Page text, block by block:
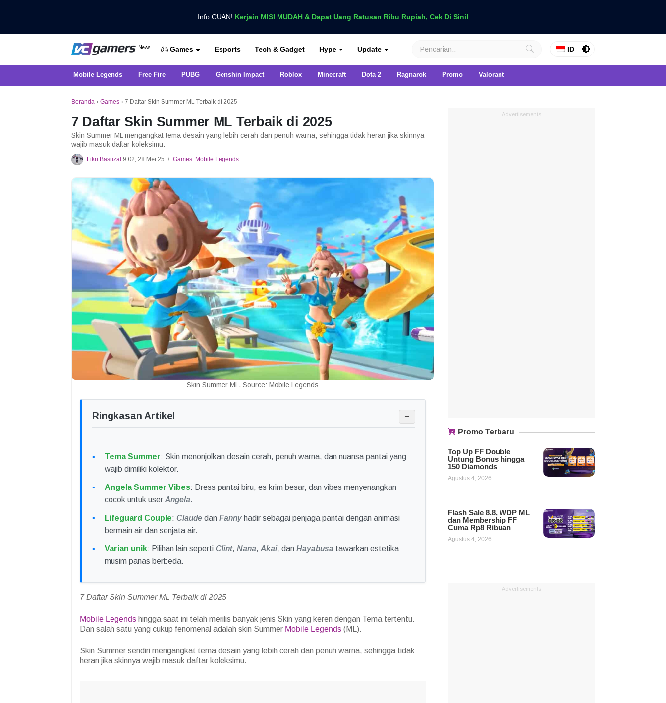
Info CUAN! Kerjain MISI MUDAH & Dapat Uang Ratusan Ribu Rupiah, Cek Di Sini!
VCGamers News
News
Dapatkan Berita Games Terbaru Hanya di VCGamers
Games Esports Tech & Gadget Hype Update ID
Mobile Legends Free Fire PUBG Genshin Impact Roblox Minecraft Dota 2 Ragnarok Promo Valorant
Beranda › Games › 7 Daftar Skin Summer ML Terbaik di 2025
7 Daftar Skin Summer ML Terbaik di 2025
Skin Summer ML mengangkat tema desain yang lebih cerah dan penuh warna, sehingga tidak heran jika skinnya
wajib masuk daftar koleksimu.
Fikri Basrizal 9:02, 28 Mei 25 / Games, Mobile Legends
Skin Summer ML. Source: Mobile Legends
Ringkasan Artikel −
Tema Summer: Skin menonjolkan desain cerah, penuh warna, dan nuansa pantai yang
wajib dimiliki kolektor.
Angela Summer Vibes: Dress pantai biru, es krim besar, dan vibes menyenangkan
cocok untuk user Angela.
Lifeguard Couple: Claude dan Fanny hadir sebagai penjaga pantai dengan animasi
bermain air dan senjata air.
Varian unik: Pilihan lain seperti Clint, Nana, Akai, dan Hayabusa tawarkan estetika
musim panas berbeda.
7 Daftar Skin Summer ML Terbaik di 2025
Mobile Legends hingga saat ini telah merilis banyak jenis Skin yang keren dengan Tema tertentu.
Dan salah satu yang cukup fenomenal adalah skin Summer Mobile Legends (ML).
Skin Summer sendiri mengangkat tema desain yang lebih cerah dan penuh warna, sehingga tidak
heran jika skinnya wajib masuk daftar koleksimu.
Advertisements
Promo Terbaru
Top Up FF Double
Untung Bonus hingga
150 Diamonds
Agustus 4, 2026
Flash Sale 8.8, WDP ML
dan Membership FF
Cuma Rp8 Ribuan
Agustus 4, 2026
Advertisements